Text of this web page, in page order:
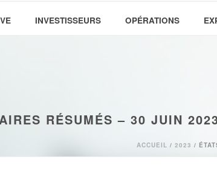
INVESTISSEURS OPÉRATIONS
RÉSUMÉS – 30 JUIN
ACCUEIL / 2023 /